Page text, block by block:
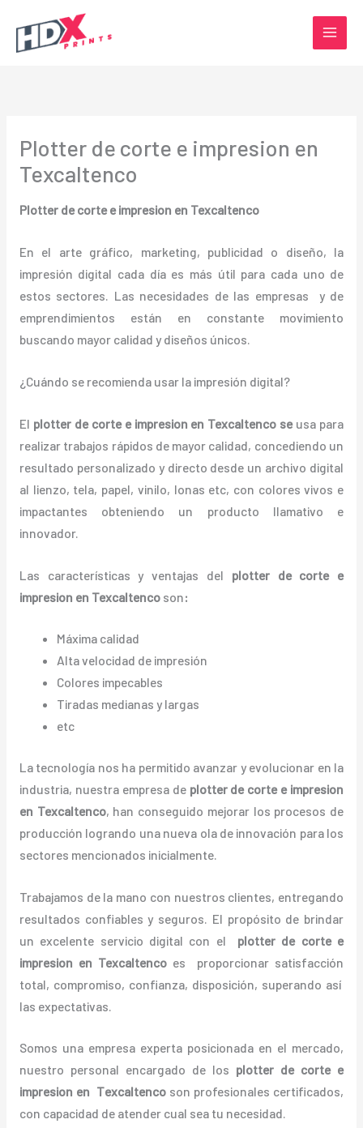
contenido
Plotter de corte e impresion en
Texcaltenco
Plotter de corte e impresion en Texcaltenco
En el arte gráfico, marketing, publicidad o diseño, la
impresión digital cada día es más útil para cada uno de
estos sectores. Las necesidades de las empresas y de
emprendimientos están en constante movimiento
buscando mayor calidad y diseños únicos.
¿Cuándo se recomienda usar la impresión digital?
El plotter de corte e impresion en Texcaltenco seusa para
realizar trabajos rápidos de mayor calidad, concediendo un
resultado personalizado y directo desde un archivo digital
al lienzo, tela, papel, vinilo, lonas etc, con colores vivos e
impactantes obteniendo un producto llamativo e
innovador.
Las características y ventajas del plotter de corte e
impresion en Texcaltenco son:
Máxima calidad
Alta velocidad de impresión
Colores impecables
Tiradas medianas y largas
etc
La tecnología nos ha permitido avanzar y evolucionar en la
industria, nuestra empresa de plotter de corte e impresion
en Texcaltenco, han conseguido mejorar los procesos de
producción logrando una nueva ola de innovación para los
sectores mencionados inicialmente.
Trabajamos de la mano con nuestros clientes, entregando
resultados confiables y seguros. El propósito de brindar
un excelente servicio digital con el plotter de corte e
impresion en Texcaltenco es proporcionar satisfacción
total, compromiso, confianza, disposición, superando así
las expectativas.
Somos una empresa experta posicionada en el mercado,
nuestro personal encargado de los plotter de corte e
impresion en Texcaltenco son profesionales certificados,
con capacidad de atender cual sea tu necesidad.